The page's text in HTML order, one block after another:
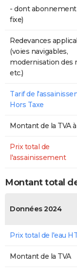
- dont
fixe)
Redevances
(voies navigables,
modernisation des
etc.)
Tarif de
Hors Taxe
Montant de la TVA à
Prix total de
l'assainissement
Montant total
Données 2024
Prix total de l'eau
Montant de la TVA